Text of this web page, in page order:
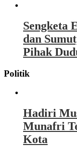
Sengketa
dan
Pihak
Politik
Hadiri
Munafri
Kota